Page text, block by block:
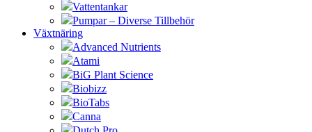
Vattentankar
Pumpar – Diverse Tillbehör
Växtnäring
Advanced Nutrients
Atami
BiG Plant Science
Biobizz
BioTabs
Canna